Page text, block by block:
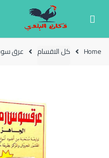
Home كل الاقسام عرق